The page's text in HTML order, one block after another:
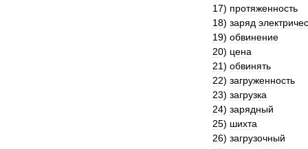
17) протяженность
18) заряд
19) обвинение
20) цена
21) обвинять
22) загруженность
23) загрузка
24) зарядный
25) шихта
26) загрузочный